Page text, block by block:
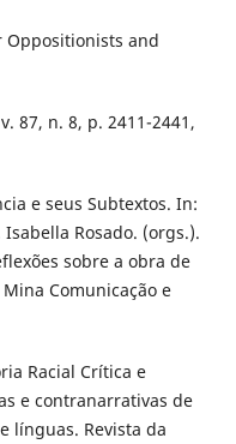
Oppositionists and
87, n. 8, p. 2411-2441,
e seus Subtextos. In:
Isabella Rosado. (orgs.).
sobre a obra de
Comunicação e
Racial Crítica e
e contranarrativas de
línguas. Revista da